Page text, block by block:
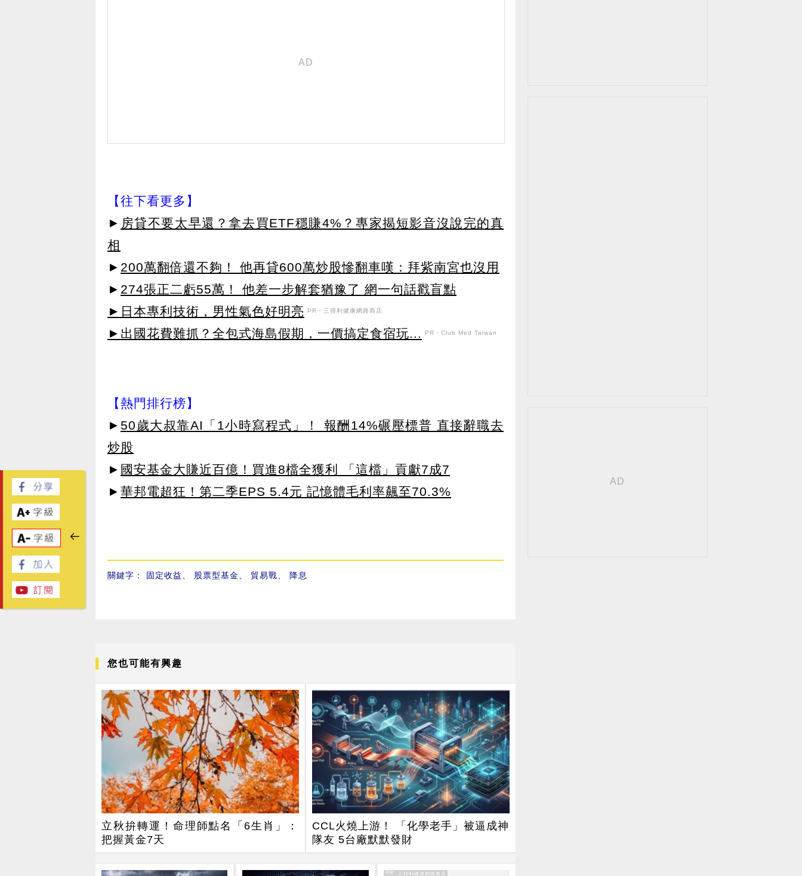
【往下看更多】
► 房貸不要太早還？拿去買ETF穩賺4%？專家揭短影音沒說完的真
相
► 200萬翻倍還不夠！ 他再貸600萬炒股慘翻車嘆：拜紫南宮也沒用
► 274張正二虧55萬！ 他差一步解套猶豫了 網一句話戳盲點
►日本專利技術，男性氣色好明亮
PR・三得利健康網路商店
►出國花費難抓？全包式海島假期，一價搞定食宿玩... PR・Club Med Taiwan
【熱門排行榜】
► 50歲大叔靠AI「1小時寫程式」！ 報酬14%碾壓標普 直接辭職去
炒股
► 國安基金大賺近百億！買進8檔全獲利 「這檔」貢獻7成7
► 華邦電超狂！第二季EPS 5.4元 記憶體毛利率飆至70.3%
關鍵字： 固定收益、 股票型基金、 貿易戰、 降息
您也可能有興趣
立秋拚轉運！命理師點名「6生肖」：
把握黃金7天
CCL火燒上游！ 「化學老手」被逼成神
隊友 5台廠默默發財
PR
PR・三得利健康網路商店